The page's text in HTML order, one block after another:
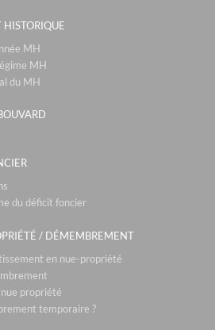
MH
MH
du MH
du déficit foncier
/ DÉMEMBREMENT
en nue-propriété
propriété
temporaire ?